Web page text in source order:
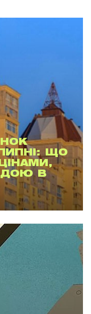
ЩО
В